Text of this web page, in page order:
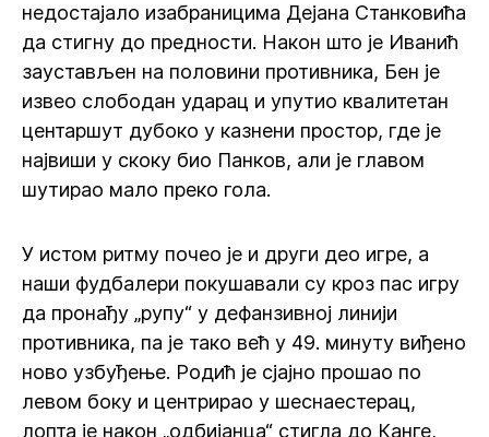
недостајало изабраницима Дејана Станковића
да стигну до предности. Након што је Иванић
заустављен на половини противника, Бен је
извео слободан ударац и упутио квалитетан
центаршут дубоко у казнени простор, где је
највиши у скоку био Панков, али је главом
шутирао мало преко гола.
У истом ритму почео је и други део игре, а
наши фудбалери покушавали су кроз пас игру
да пронађу „рупу“ у дефанзивној линији
противника, па је тако већ у 49. минуту виђено
ново узбуђење. Родић је сјајно прошао по
левом боку и центрирао у шеснаестерац,
лопта је након „одбијанца“ стигла до Канге,